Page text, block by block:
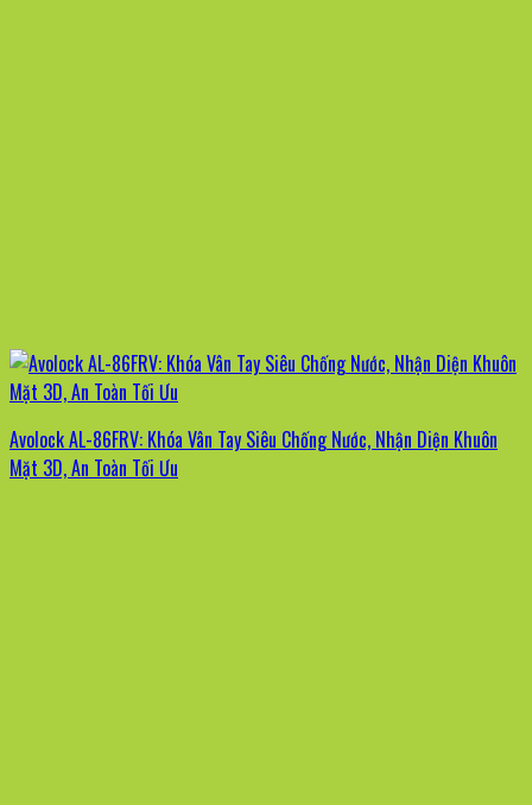
Avolock AL-86FRV: Khóa Vân Tay Siêu Chống Nước, Nhận Diện Khuôn
Mặt 3D, An Toàn Tối Ưu